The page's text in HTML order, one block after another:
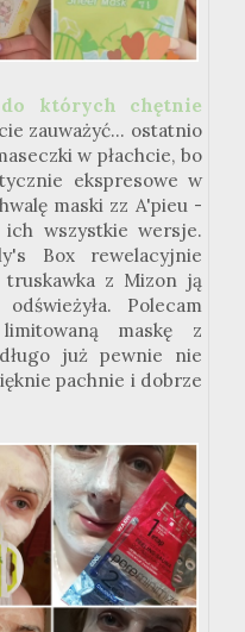
których chętnie
zauważyć... ostatnio
w płachcie, bo
ekspresowe w
maski zz A'pieu -
ich wszystkie wersje.
Box rewelacyjnie
truskawka z Mizon ją
Polecam
maskę z
już pewnie nie
pachnie i dobrze